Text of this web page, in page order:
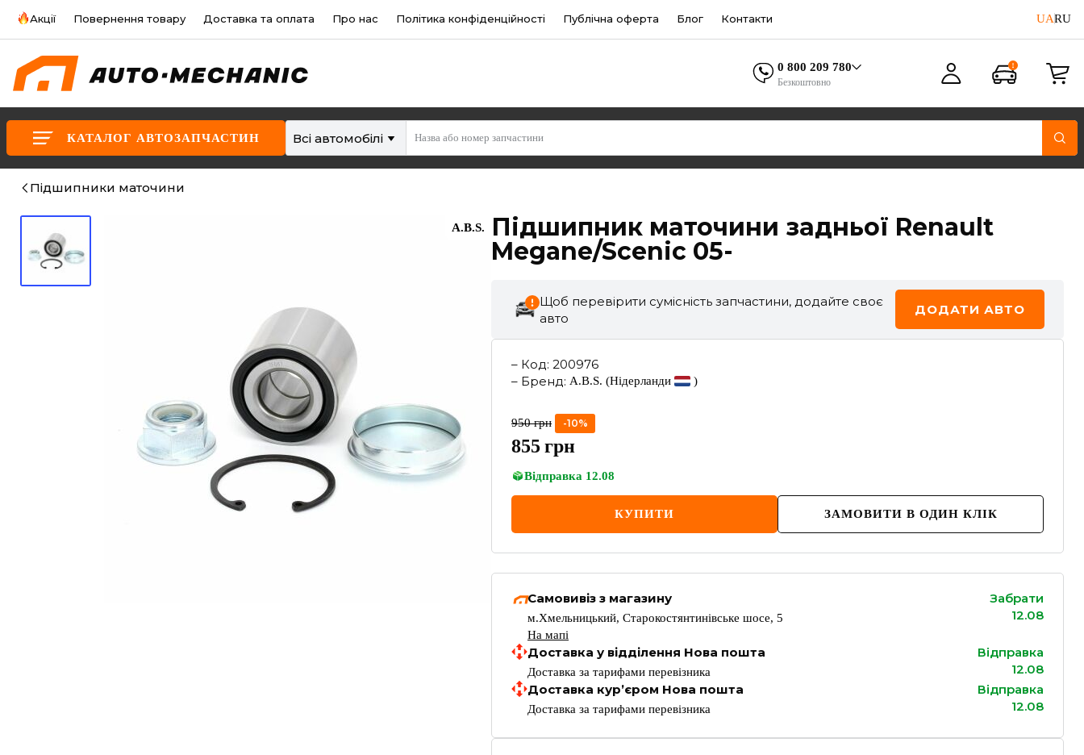
Акції Повернення товару Доставка та оплата Про нас Політика конфіденційності Публічна оферта Блог Контакти UARU
0 800 209 780
Безкоштовно
КАТАЛОГ АВТОЗАПЧАСТИН Всі автомобілі
Підшипники маточини
A.B.S.
Підшипник маточини задньої Renault
Megane/Scenic 05-
Щоб перевірити сумісність запчастини, додайте своє
авто
ДОДАТИ АВТО
– Код: 200976
– Бренд: A.B.S. (Нідерланди )
950 грн -10%
855 грн
Відправка 12.08
КУПИТИ ЗАМОВИТИ В ОДИН КЛІК
Самовивіз з магазину
м.Хмельницький, Старокостянтинівське шосе, 5
На мапі
Забрати
12.08
Доставка у відділення Нова пошта
Доставка за тарифами перевізника
Відправка
12.08
Доставка кур’єром Нова пошта
Доставка за тарифами перевізника
Відправка
12.08